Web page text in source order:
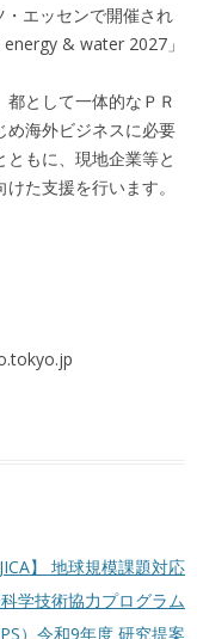
エッセンで開催され
& water 2027」
として一体的なＰＲ
め海外ビジネスに必要
もに、現地企業等と
た支援を行います。
JICA】 地球規模課題対応
学技術協力プログラム
）令和9年度 研究提案